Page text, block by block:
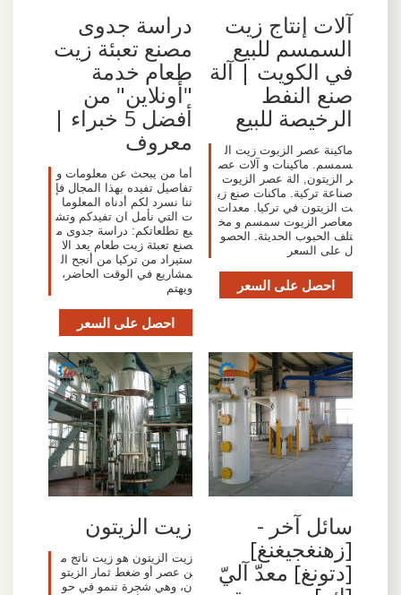
آلات إنتاج زيت
السمسم للبيع
في الكويت | آلة
صنع النفط
الرخيصة للبيع
ماكينة عصر الزيوت زيت ال
سمسم. ماكينات و آلات عص
ر الزيتون, الة عصر الزيوت
صناعة تركية. ماكنات صنع زي
ت الزيتون في تركيا. معدات
معاصر الزيوت سمسم و مخ
تلف الحبوب الحديثة. الحصو
ل على السعر
احصل على السعر
دراسة جدوى
مصنع تعبئة زيت
طعام خدمة
"أونلاين" من
أفضل 5 خبراء |
معروف
أما من يبحث عن معلومات و
تفاصيل تفيده بهذا المجال فإ
ننا نسرد لكم أدناه المعلوما
ت التي نأمل ان تفيدكم وتش
بع تطلعاتكم: دراسة جدوى م
صنع تعبئة زيت طعام يعد الا
ستيراد من تركيا من أنجح ال
مشاريع في الوقت الحاضر،
ويهتم
احصل على السعر
سائل آخر -
[زهنغجيغنغ]
[دتونغ] معدّ آليّ
زيت الزيتون
زيت الزيتون هو زيت ناتج م
ن عصر أو ضغط ثمار الزيتو
ن، وهي شجرة تنمو في حو